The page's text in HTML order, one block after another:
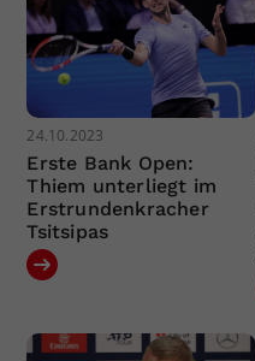
24.10.2023
Erste Bank Open:
Thiem unterliegt im
Erstrundenkracher
Tsitsipas